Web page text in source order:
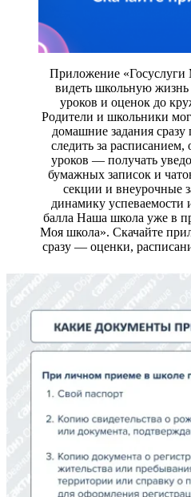
Приложение «Госуслуги
видеть школьную жизнь
уроков и оценок до
Родители и школьники
домашние задания
следить за
уроков — получать
бумажных записок и
секции и внеурочные
динамику успеваемости
балла Наша школа уже в
Моя школа». Скачайте
сразу — оценки,